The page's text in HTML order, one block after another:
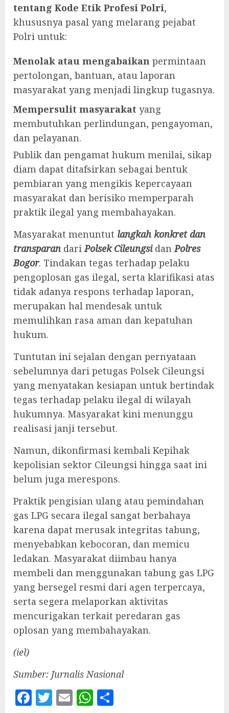
tentang Kode Etik Profesi Polri,
khususnya pasal yang melarang pejabat
Polri untuk:
Menolak atau mengabaikan permintaan
pertolongan, bantuan, atau laporan
masyarakat yang menjadi lingkup tugasnya.
Mempersulit masyarakat yang
membutuhkan perlindungan, pengayoman,
dan pelayanan.
Publik dan pengamat hukum menilai, sikap
diam dapat ditafsirkan sebagai bentuk
pembiaran yang mengikis kepercayaan
masyarakat dan berisiko memperparah
praktik ilegal yang membahayakan.
Masyarakat menuntut langkah konkret dan
transparan dariPolsek CileungsidanPolres
Bogor. Tindakan tegas terhadap pelaku
pengoplosan gas ilegal, serta klarifikasi atas
tidak adanya respons terhadap laporan,
merupakan hal mendesak untuk
memulihkan rasa aman dan kepatuhan
hukum.
Tuntutan ini sejalan dengan pernyataan
sebelumnya dari petugas Polsek Cileungsi
yang menyatakan kesiapan untuk bertindak
tegas terhadap pelaku ilegal di wilayah
hukumnya. Masyarakat kini menunggu
realisasi janji tersebut.
Namun, dikonfirmasi kembali Kepihak
kepolisian sektor Cileungsi hingga saat ini
belum juga merespons.
Praktik pengisian ulang atau pemindahan
gas LPG secara ilegal sangat berbahaya
karena dapat merusak integritas tabung,
menyebabkan kebocoran, dan memicu
ledakan. Masyarakat diimbau hanya
membeli dan menggunakan tabung gas LPG
yang bersegel resmi dari agen terpercaya,
serta segera melaporkan aktivitas
mencurigakan terkait peredaran gas
oplosan yang membahayakan.
(iel)
Sumber: Jurnalis Nasional
Facebook
Twitter
EmailWhatsApp